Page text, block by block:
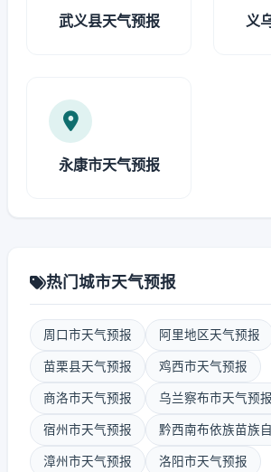
武义县天气预报 义
永康市天气预报
热门城市天气预报
周口市天气预报 阿里地区天气预报
苗栗县天气预报 鸡西市天气预报
商洛市天气预报 乌兰察布市天气预报
宿州市天气预报 黔西南布依族苗族
漳州市天气预报 洛阳市天气预报